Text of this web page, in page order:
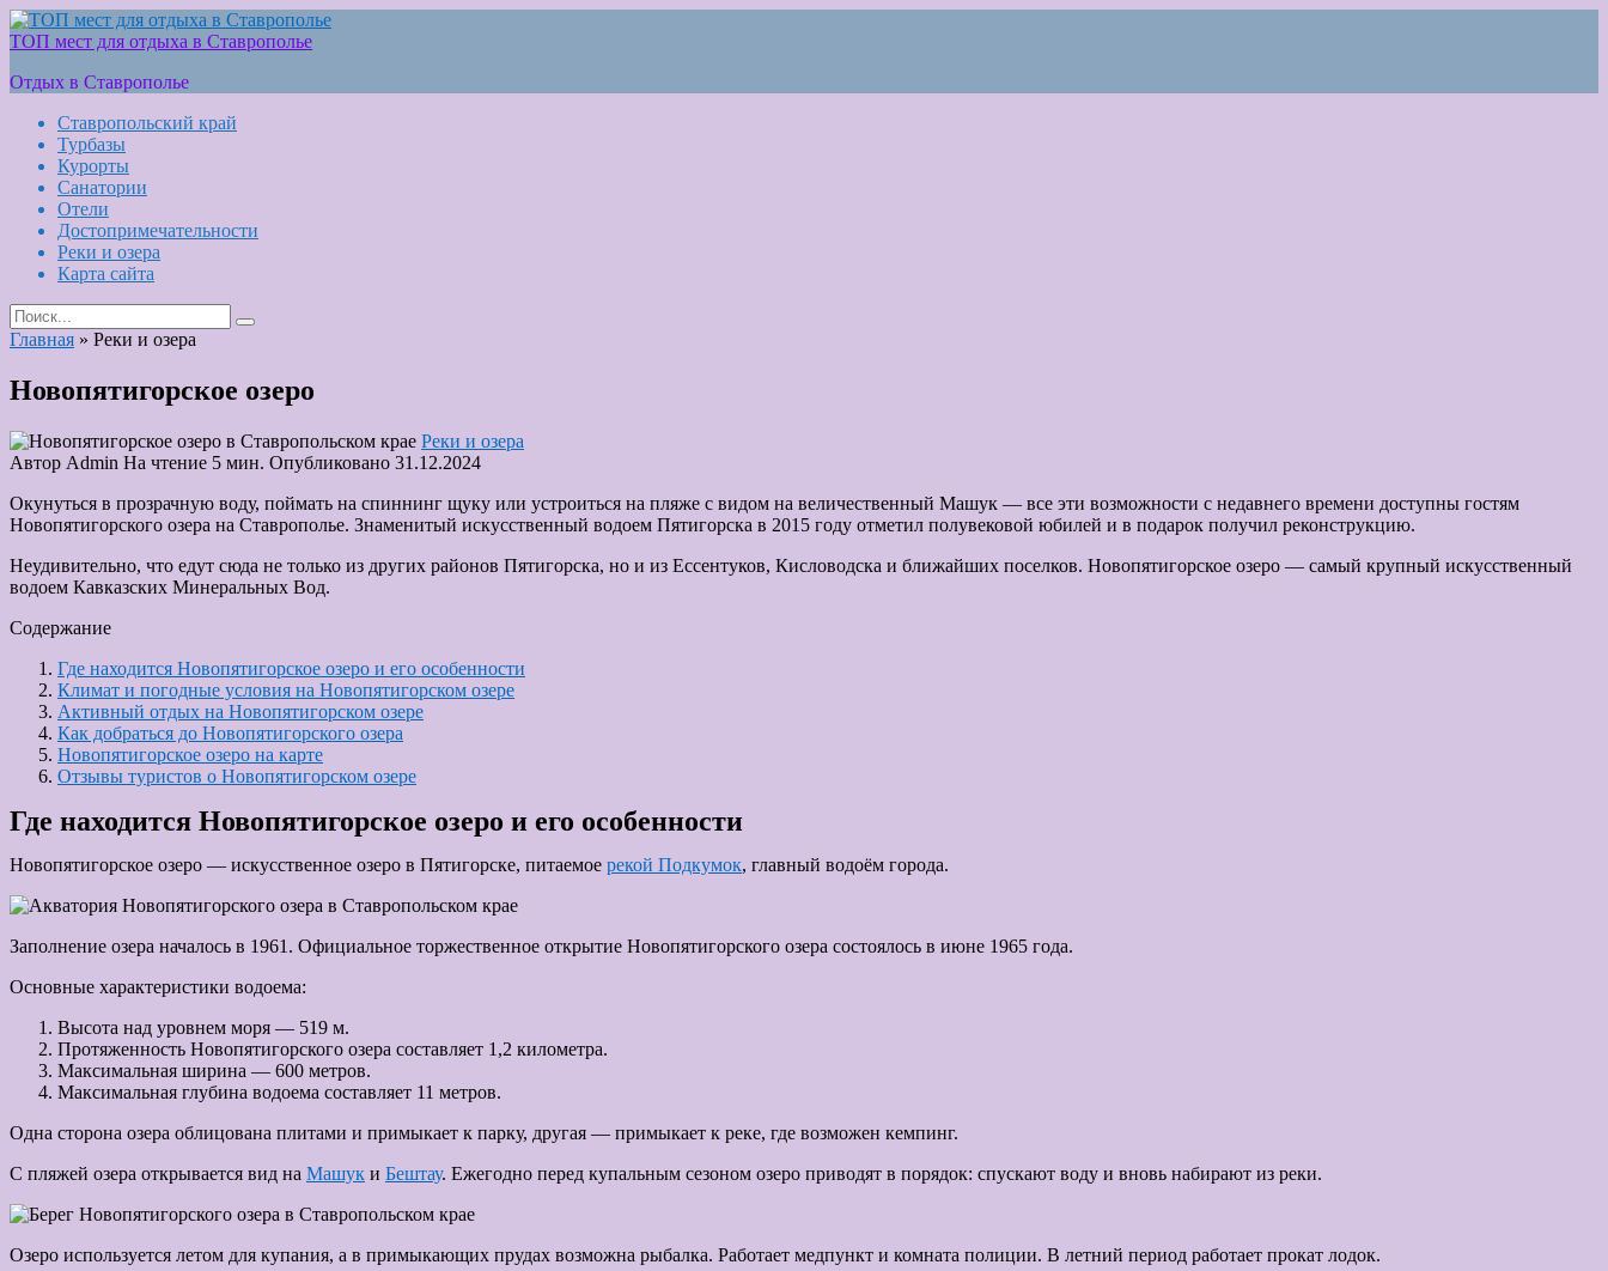
Skip
to
ТОП мест для отдыха в Ставрополье
Отдых в Ставрополье
Ставропольский край
Турбазы
Курорты
Санатории
Отели
Достопримечательности
Реки и озера
Карта сайта
Search
for:
Главная » Реки и озера
Новопятигорское озеро
Реки и озера
Автор Admin На чтение 5 мин. Опубликовано 31.12.2024
Окунуться в прозрачную воду, поймать на спиннинг щуку или устроиться на пляже с видом на величественный Машук — все эти возможности с недавнего времени доступны гостям
Новопятигорского озера на Ставрополье. Знаменитый искусственный водоем Пятигорска в 2015 году отметил полувековой юбилей и в подарок получил реконструкцию.
Неудивительно, что едут сюда не только из других районов Пятигорска, но и из Ессентуков, Кисловодска и ближайших поселков. Новопятигорское озеро — самый крупный искусственный
водоем Кавказских Минеральных Вод.
Содержание
Где находится Новопятигорское озеро и его особенности
Климат и погодные условия на Новопятигорском озере
Активный отдых на Новопятигорском озере
Как добраться до Новопятигорского озера
Новопятигорское озеро на карте
Отзывы туристов о Новопятигорском озере
Где находится Новопятигорское озеро и его особенности
Новопятигорское озеро — искусственное озеро в Пятигорске, питаемое рекой Подкумок, главный водоём города.
Заполнение озера началось в 1961. Официальное торжественное открытие Новопятигорского озера состоялось в июне 1965 года.
Основные характеристики водоема:
Высота над уровнем моря — 519 м.
Протяженность Новопятигорского озера составляет 1,2 километра.
Максимальная ширина — 600 метров.
Максимальная глубина водоема составляет 11 метров.
Одна сторона озера облицована плитами и примыкает к парку, другая — примыкает к реке, где возможен кемпинг.
С пляжей озера открывается вид на Машук и Бештау. Ежегодно перед купальным сезоном озеро приводят в порядок: спускают воду и вновь набирают из реки.
Озеро используется летом для купания, а в примыкающих прудах возможна рыбалка. Работает медпункт и комната полиции. В летний период работает прокат лодок.